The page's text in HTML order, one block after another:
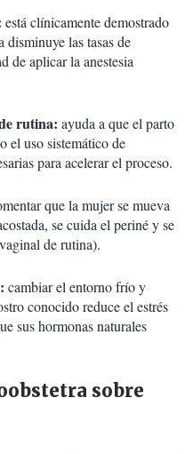
está clínicamente demostrado
disminuye las tasas de
de aplicar la anestesia
rutina: ayuda a que el parto
el uso sistemático de
para acelerar el proceso.
que la mujer se mueva
se cuida el periné y se
de rutina).
cambiar el entorno frío y
conocido reduce el estrés
sus hormonas naturales
sobre